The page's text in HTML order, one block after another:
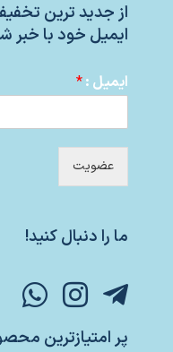
از جدید ترین
ایمیل خود با خبر
ایمیل :*
عضویت
ما را دنبال کنید!
پر امتیازترین